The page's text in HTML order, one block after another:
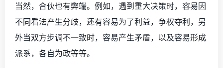
当然，合伙也有弊端。例如，遇到重大决策时，容易因
不同看法产生分歧，还有容易为了利益，争权夺利，另
外当双方步调不一致时，容易产生矛盾，以及容易形成
派系，各自为政等等。